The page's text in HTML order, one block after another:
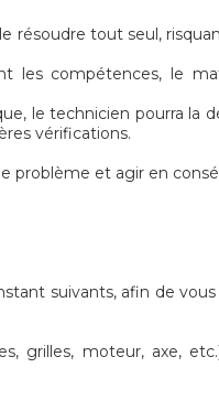
résoudre tout seul,
les compétences, le
le technicien pourra la
vérifications.
problème et agir en
suivants, afin de
grilles, moteur, axe,